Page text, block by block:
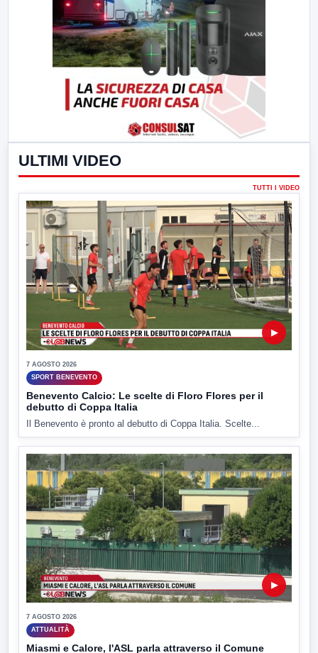
ULTIMI VIDEO
TUTTI I VIDEO
▶
7 AGOSTO 2026
SPORT BENEVENTO
Benevento Calcio: Le scelte di Floro Flores per il
debutto di Coppa Italia
Il Benevento è pronto al debutto di Coppa Italia. Scelte...
▶
7 AGOSTO 2026
ATTUALITÀ
Miasmi e Calore, l'ASL parla attraverso il Comune